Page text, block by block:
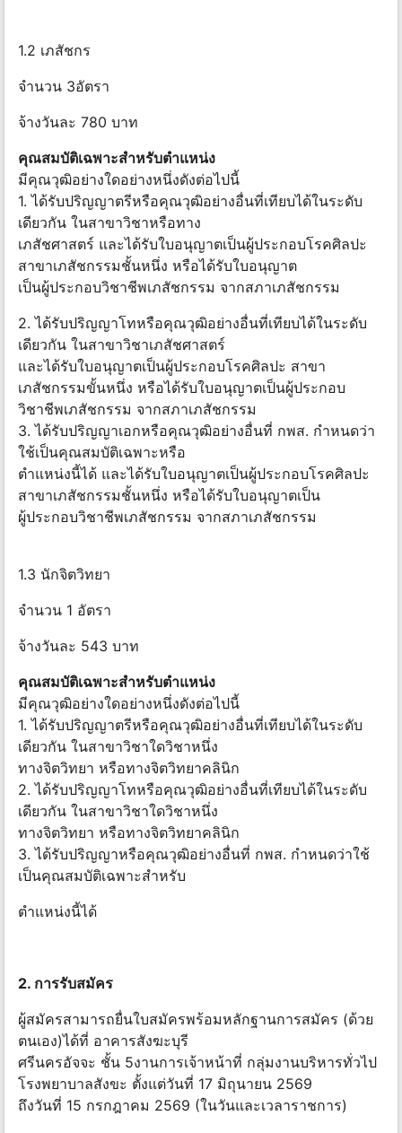
1.2 เภสัชกร
จำนวน 3อัตรา
จ้างวันละ 780 บาท
คุณสมบัติเฉพาะสำหรับตำแหน่ง
มีคุณวุฒิอย่างใดอย่างหนึ่งดังต่อไปนี้
1. ได้รับปริญญาตรีหรือคุณวุฒิอย่างอื่นที่เทียบได้ในระดับ
เดียวกัน ในสาขาวิชาหรือทาง
เภสัชศาสตร์ และได้รับใบอนุญาตเป็นผู้ประกอบโรคศิลปะ
สาขาเภสัชกรรมชั้นหนึ่ง หรือได้รับใบอนุญาต
เป็นผู้ประกอบวิชาชีพเภสัชกรรม จากสภาเภสัชกรรม
2. ได้รับปริญญาโทหรือคุณวุฒิอย่างอื่นที่เทียบได้ในระดับ
เดียวกัน ในสาขาวิชาเภสัชศาสตร์
และได้รับใบอนุญาตเป็นผู้ประกอบโรคศิลปะ สาขา
เภสัชกรรมขั้นหนึ่ง หรือได้รับใบอนุญาตเป็นผู้ประกอบ
วิชาชีพเภสัชกรรม จากสภาเภสัชกรรม
3. ได้รับปริญญาเอกหรือคุณวุฒิอย่างอื่นที่ กพส. กำหนดว่า
ใช้เป็นคุณสมบัติเฉพาะหรือ
ตำแหน่งนี้ได้ และได้รับใบอนุญาตเป็นผู้ประกอบโรคศิลปะ
สาขาเภสัชกรรมชั้นหนึ่ง หรือได้รับใบอนุญาตเป็น
ผู้ประกอบวิชาชีพเภสัชกรรม จากสภาเภสัชกรรม
1.3 นักจิตวิทยา
จำนวน 1 อัตรา
จ้างวันละ 543 บาท
คุณสมบัติเฉพาะสำหรับตำแหน่ง
มีคุณวุฒิอย่างใดอย่างหนึ่งดังต่อไปนี้
1. ได้รับปริญญาตรีหรือคุณวุฒิอย่างอื่นที่เทียบได้ในระดับ
เดียวกัน ในสาขาวิชาใดวิชาหนึ่ง
ทางจิตวิทยา หรือทางจิตวิทยาคลินิก
2. ได้รับปริญญาโทหรือคุณวุฒิอย่างอื่นที่เทียบได้ในระดับ
เดียวกัน ในสาขาวิชาใดวิชาหนึ่ง
ทางจิตวิทยา หรือทางจิตวิทยาคลินิก
3. ได้รับปริญญาหรือคุณวุฒิอย่างอื่นที่ กพส. กำหนดว่าใช้
เป็นคุณสมบัติเฉพาะสำหรับ
ตำแหน่งนี้ได้
2. การรับสมัคร
ผู้สมัครสามารถยื่นใบสมัครพร้อมหลักฐานการสมัคร (ด้วย
ตนเอง)ได้ที่ อาคารสังฆะบุรี
ศรีนครอัจจะ ชั้น 5งานการเจ้าหน้าที่ กลุ่มงานบริหารทั่วไป
โรงพยาบาลสังขะ ตั้งแต่วันที่ 17 มิถุนายน 2569
ถึงวันที่ 15 กรกฎาคม 2569 (ในวันและเวลาราชการ)